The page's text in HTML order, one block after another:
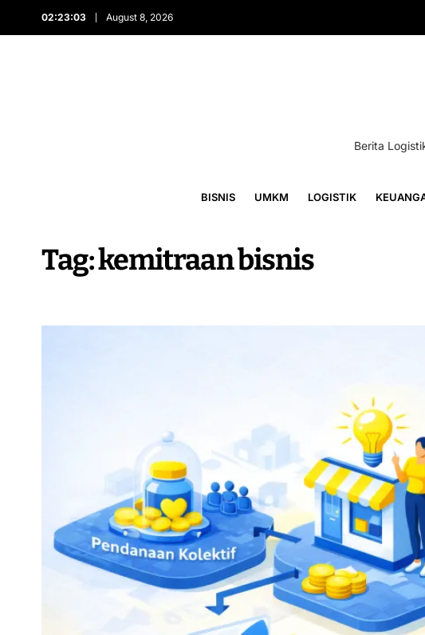
02:23:03 August 8, 2026
Berita
BISNIS UMKM LOGISTIK
Tag:kemitraan bisnis